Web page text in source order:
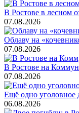
В Ростове в лесном
07.08.2026
Облаву на
07.08.2026
В Ростове на
07.08.2026
Ещё одно уголовное
06.08.2026